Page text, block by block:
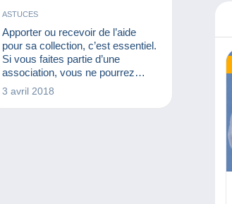
ASTUCES
Apporter ou recevoir de l’aide
pour sa collection, c’est essentiel.
Si vous faites partie d’une
association, vous ne pourrez
clairement pas dire le contraire vu
3 avril 2018